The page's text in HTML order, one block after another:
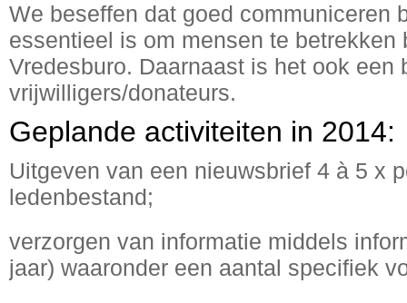
We beseffen dat goed communiceren
essentieel is om mensen te betrekken
Vredesburo. Daarnaast is het ook een
vrijwilligers/donateurs.
Geplande activiteiten in 2014:
Uitgeven van een nieuwsbrief 4 à 5 x
ledenbestand;
verzorgen van informatie middels
jaar) waaronder een aantal specifiek